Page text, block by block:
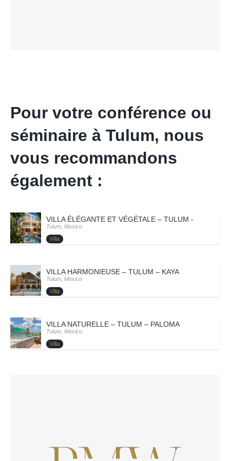
Pour votre conférence ou
séminaire à Tulum, nous
vous recommandons
également :
VILLA ÉLÉGANTE ET VÉGÉTALE – TULUM – ZINA
Tulum, Mexico
Villa
VILLA HARMONIEUSE – TULUM – KAYA
Tulum, Mexico
Villa
VILLA NATURELLE – TULUM – PALOMA
Tulum, Mexico
Villa